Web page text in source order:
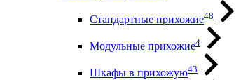
Стандартные прихожие48
Модульные прихожие4
Шкафы в прихожую43